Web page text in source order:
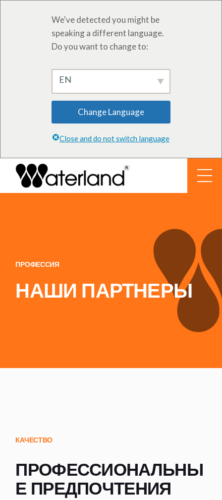
We've detected you might be
speaking a different language.
Do you want to change to:
EN
Change Language
Close and do not switch language
ПРОФЕССИЯ
НАШИ ПАРТНЕРЫ
КАЧЕСТВО
ПРОФЕССИОНАЛЬНЫ
Е ПРЕДПОЧТЕНИЯ